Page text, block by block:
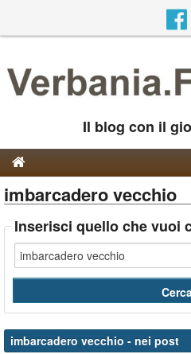
Il blog con il
Genesi e Storia
Contatti
imbarcadero vecchio
Inserisci quello che vuoi
imbarcadero vecchio - nei post